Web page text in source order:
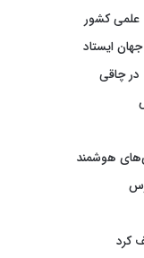
علمی کشور
ایستاد
در چاقی
هوشمند
کرد